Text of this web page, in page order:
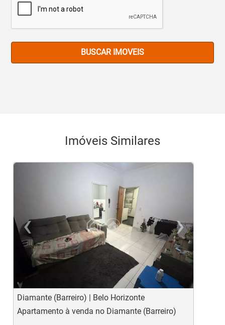
BUSCAR IMOVEIS
Imóveis Similares
‹
Previous
›
Diamante (Barreiro) | Belo Horizonte
Apartamento à venda no Diamante (Barreiro)